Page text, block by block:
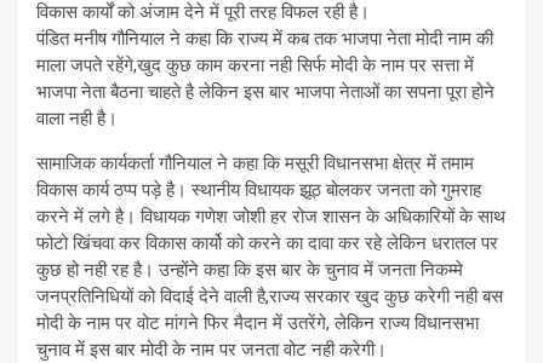
विकास कार्यों को अंजाम देने में पूरी तरह विफल रही है।
पंडित मनीष गौनियाल ने कहा कि राज्य में कब तक भाजपा नेता मोदी नाम की
माला जपते रहेंगे,खुद कुछ काम करना नही सिर्फ मोदी के नाम पर सत्ता में
भाजपा नेता बैठना चाहते है लेकिन इस बार भाजपा नेताओं का सपना पूरा होने
वाला नही है।
सामाजिक कार्यकर्ता गौनियाल ने कहा कि मसूरी विधानसभा क्षेत्र में तमाम
विकास कार्य ठप्प पड़े है। स्थानीय विधायक झूठ बोलकर जनता को गुमराह
करने में लगे है। विधायक गणेश जोशी हर रोज शासन के अधिकारियों के साथ
फोटो खिंचवा कर विकास कार्यो को करने का दावा कर रहे लेकिन धरातल पर
कुछ हो नही रह है। उन्होंने कहा कि इस बार के चुनाव में जनता निकम्मे
जनप्रतिनिधियों को विदाई देने वाली है,राज्य सरकार खुद कुछ करेगी नही बस
मोदी के नाम पर वोट मांगने फिर मैदान में उतरेंगे, लेकिन राज्य विधानसभा
चुनाव में इस बार मोदी के नाम पर जनता वोट नही करेगी।